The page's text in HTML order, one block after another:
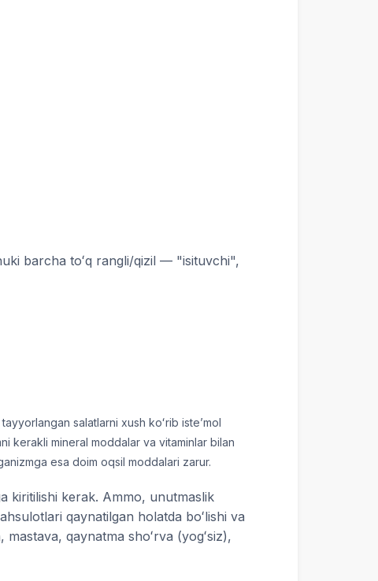
barcha toʻq rangli/qizil — "isituvchi",
salatlarni xush koʻrib isteʼmol
kerakli mineral moddalar va vitaminlar bilan
esa doim oqsil moddalari zarur.
kiritilishi kerak. Ammo, unutmaslik
qaynatilgan holatda boʻlishi va
qaynatma shoʻrva (yogʻsiz),